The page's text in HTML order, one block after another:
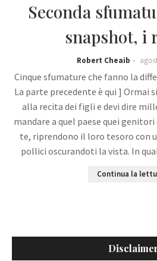
Seconda
snapshot, i
Robert Cheaib
Cinque sfumature che fanno la
La parte precedente è qui ]
alla recita dei figli e devi dire
mandare a quel paese quei
te, riprendono il loro tesoro con
pollici oscurandoti la vista. In
Continua la